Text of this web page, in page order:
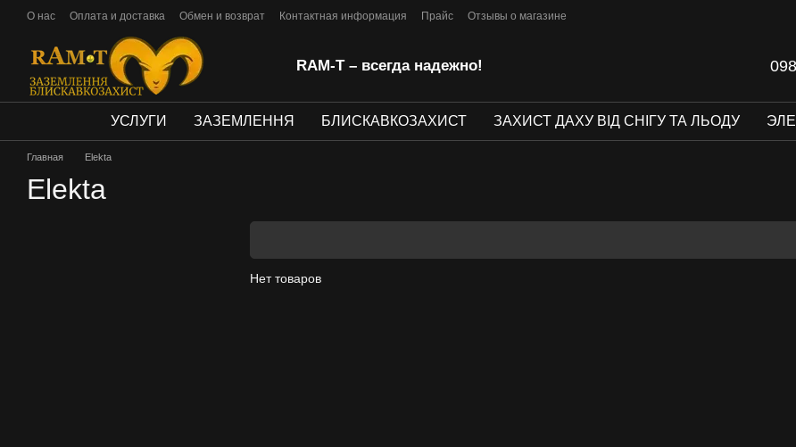
Перейти к основному контенту
О нас Оплата и доставка Обмен и возврат Контактная информация Прайс
Отзывы о магазине
RAM-T – всегда надежно!
УСЛУГИ ЗАЗЕМЛЕННЯ БЛИСКАВКОЗАХИСТ ЗАХИСТ ДАХУ ВІД СНІГУ ТА ЛЬОДУ
Главная Elekta
Elekta
Нет товаров